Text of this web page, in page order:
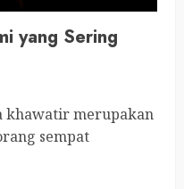
yang Sering
khawatir merupakan
sempat